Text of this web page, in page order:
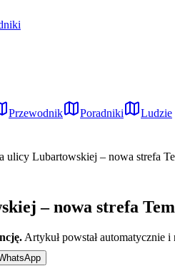
Przewodnik Poradniki
Ludzie
ulicy Lubartowskiej – nowa strefa
– nowa strefa
Artykuł powstał automatycznie